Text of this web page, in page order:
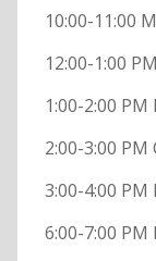
10:00-11:00
12:00-1:00
1:00-2:00
2:00-3:00 PM
3:00-4:00
6:00-7:00